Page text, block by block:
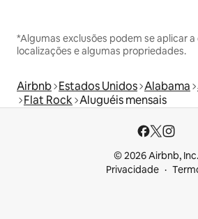
*Algumas exclusões podem se aplicar
localizações e algumas propriedades.
Airbnb Estados Unidos Alabama
Flat Rock Aluguéis mensais
© 2026 Airbnb, Inc.
Privacidade